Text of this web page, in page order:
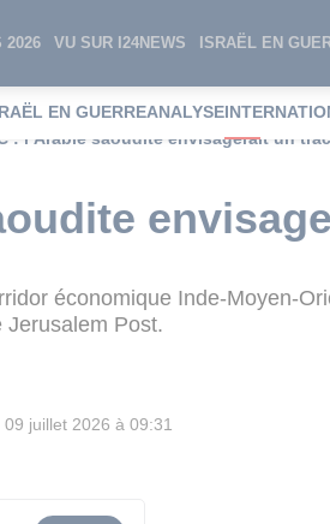
2026 VU SUR I24NEWS ISRAËL EN
EN GUERREANALYSE
: l’Arabie saoudite envisagerait un
économique Inde-Moyen-
Jerusalem Post.
09 juillet 2026 à 09:31